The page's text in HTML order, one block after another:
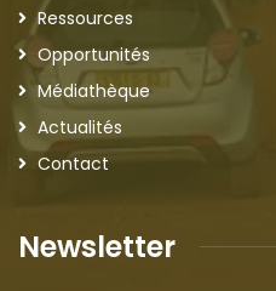
Ressources
Opportunités
Médiathèque
Actualités
Contact
Newsletter